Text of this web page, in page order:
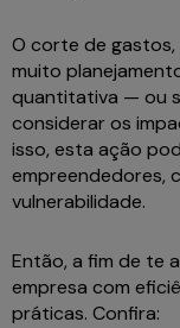
O corte de gastos,
muito
quantitativa — ou
considerar os
isso, esta ação
empreendedores,
vulnerabilidade.
Então, a fim de te
empresa com
práticas. Confira: